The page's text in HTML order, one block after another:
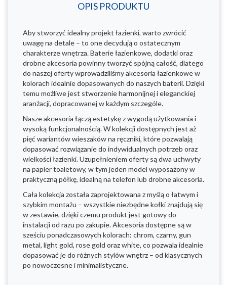
OPIS PRODUKTU
Aby stworzyć idealny projekt łazienki, warto zwrócić
uwagę na detale – to one decydują o ostatecznym
charakterze wnętrza. Baterie łazienkowe, dodatki oraz
drobne akcesoria powinny tworzyć spójną całość, dlatego
do naszej oferty wprowadziliśmy akcesoria łazienkowe w
kolorach idealnie dopasowanych do naszych baterii. Dzięki
temu możliwe jest stworzenie harmonijnej i eleganckiej
aranżacji, dopracowanej w każdym szczególe.
Nasze akcesoria łączą estetykę z wygodą użytkowania i
wysoką funkcjonalnością. W kolekcji dostępnych jest aż
pięć wariantów wieszaków na ręczniki, które pozwalają
dopasować rozwiązanie do indywidualnych potrzeb oraz
wielkości łazienki. Uzupełnieniem oferty są dwa uchwyty
na papier toaletowy, w tym jeden model wyposażony w
praktyczną półkę, idealną na telefon lub drobne akcesoria.
Cała kolekcja została zaprojektowana z myślą o łatwym i
szybkim montażu – wszystkie niezbędne kołki znajdują się
w zestawie, dzięki czemu produkt jest gotowy do
instalacji od razu po zakupie. Akcesoria dostępne są w
sześciu ponadczasowych kolorach: chrom, czarny, gun
metal, light gold, rose gold oraz white, co pozwala idealnie
dopasować je do różnych stylów wnętrz – od klasycznych
po nowoczesne i minimalistyczne.